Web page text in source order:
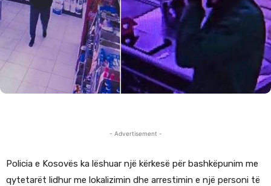
- Advertisement -
Policia e Kosovës ka lëshuar një kërkesë për bashkëpunim me
qytetarët lidhur me lokalizimin dhe arrestimin e një personi të